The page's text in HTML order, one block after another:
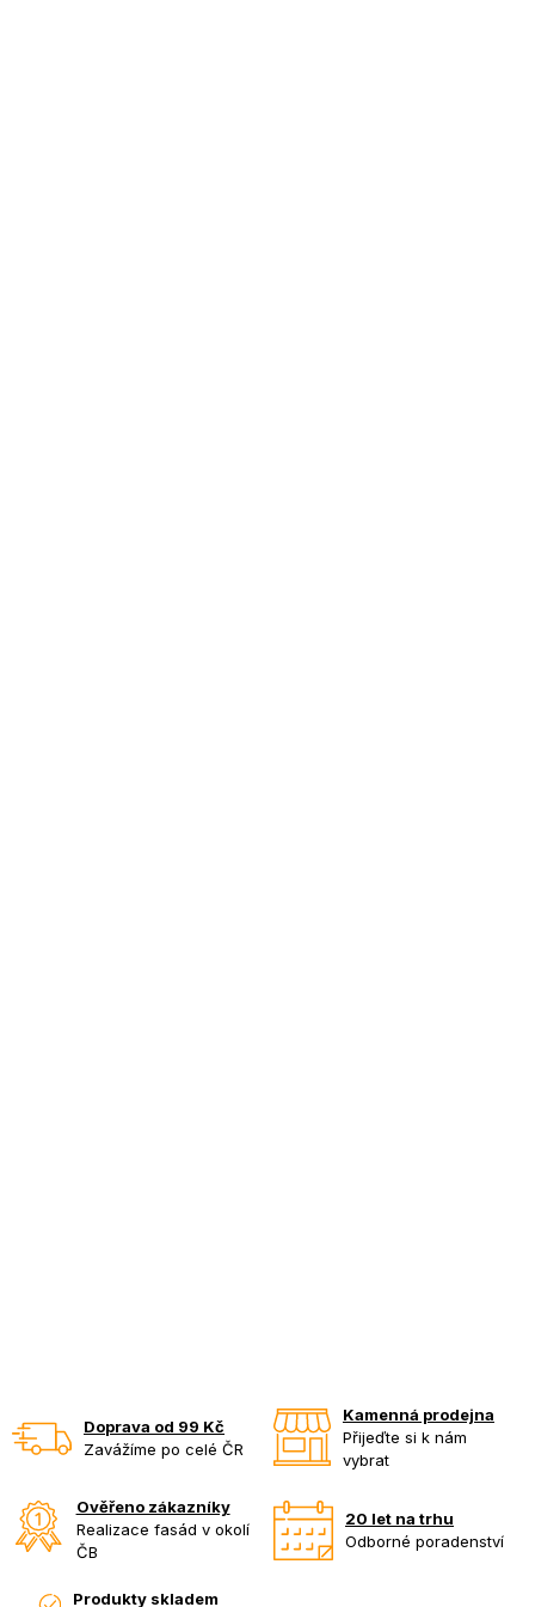
Doprava od 99 Kč
Zavážíme po celé ČR
Kamenná prodejna
Přijeďte si k nám
vybrat
Ověřeno zákazníky
Realizace fasád v okolí
ČB
20 let na trhu
Odborné poradenství
Produkty skladem